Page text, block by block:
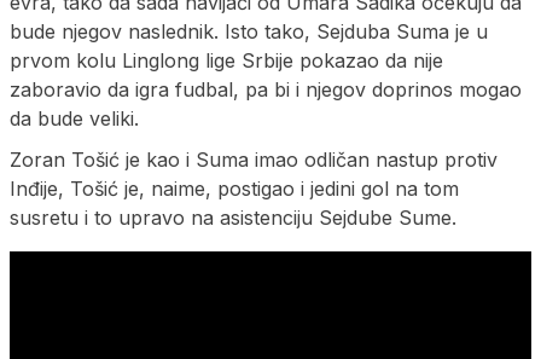
bude njegov naslednik. Isto tako, Sejduba Suma je u
prvom kolu Linglong lige Srbije pokazao da nije
zaboravio da igra fudbal, pa bi i njegov doprinos mogao
da bude veliki.
Zoran Tošić je kao i Suma imao odličan nastup protiv
Inđije, Tošić je, naime, postigao i jedini gol na tom
susretu i to upravo na asistenciju Sejdube Sume.